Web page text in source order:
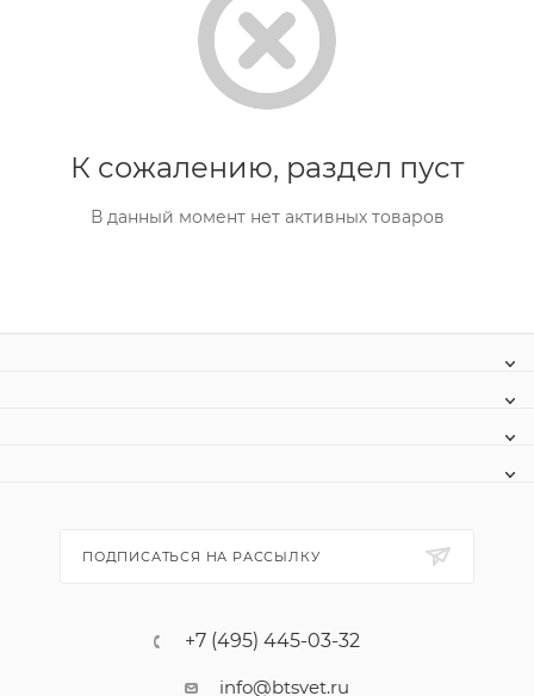
К сожалению, раздел пуст
В данный момент нет активных товаров
ПОДПИСАТЬСЯ НА РАССЫЛКУ
+7 (495) 445-03-32
info@btsvet.ru